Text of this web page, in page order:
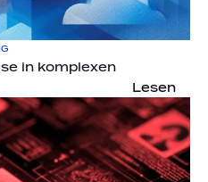
in komplexen
Lesen